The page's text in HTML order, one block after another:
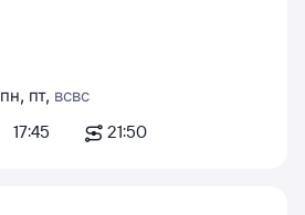
пн, пт, вс
17:45
вс
21:50